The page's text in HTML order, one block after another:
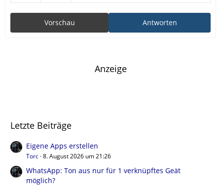
Antworten
Vorschau
Anzeige
Letzte Beiträge
Eigene Apps erstellen
Torc 8. August 2026 um 21:26
WhatsApp: Ton aus nur für 1 verknüpftes Geät
möglich?